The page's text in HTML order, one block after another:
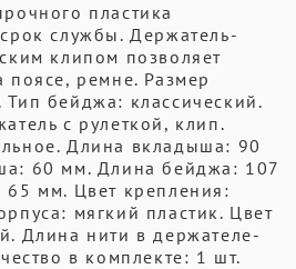
пластика
службы. Держатель-
клипом позволяет
поясе, ремне. Размер
бейджа: классический.
с рулеткой, клип.
Длина вкладыша: 90
60 мм. Длина бейджа: 107
мм. Цвет крепления:
мягкий пластик. Цвет
Длина нити в держателе-
в комплекте: 1 шт.